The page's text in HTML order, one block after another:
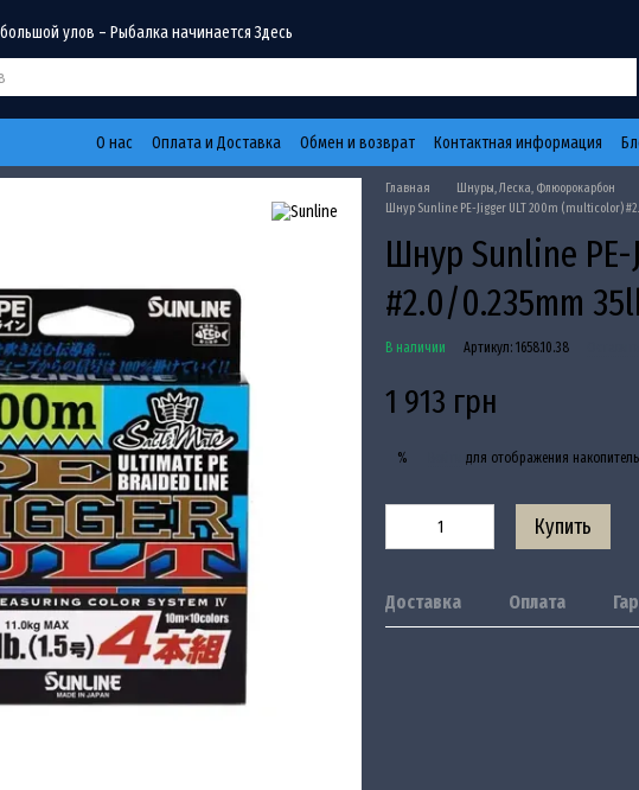
улов – Рыбалка начинается Здесь
О нас Оплата и Доставка Обмен и возврат Контактная информация
Главная Шнуры, Леска, Флюорокарбон
Шнур Sunline PE-Jigger ULT 200m (multicolor)
Шнур Sunline
#2.0/0.235mm
В наличии Артикул: 1658.10.38
1 913 грн
% для отображения
Купить
Доставка Оплата